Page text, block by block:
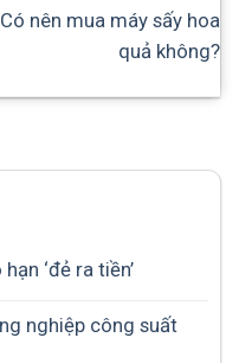
Có nên mua máy sấy hoa
quả không?
‘đẻ ra tiền’
nghiệp công suất